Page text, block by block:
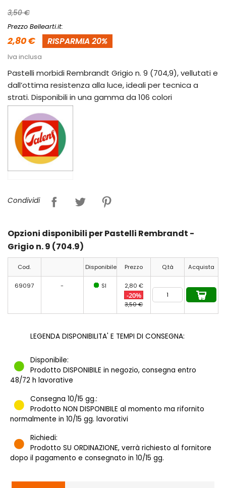
3,50 €
Prezzo Bellearti.it:
2,80 € RISPARMIA 20%
Iva inclusa
Pastelli morbidi Rembrandt Grigio n. 9 (704,9), vellutati e
dall’ottima resistenza alla luce, ideali per tecnica a
strati. Disponibili in una gamma da 106 colori
Condividi
Opzioni disponibili per Pastelli Rembrandt -
Grigio n. 9 (704.9)
Cod. Disponibile Prezzo Q.tà Acquista
69097 - SI 2,80 €
-20%
3,50 €
LEGENDA DISPONIBILITA' E TEMPI DI CONSEGNA:
Disponibile:
Prodotto DISPONIBILE in negozio, consegna entro
48/72 h lavorative
Consegna 10/15 gg.:
Prodotto NON DISPONIBILE al momento ma rifornito
normalmente in 10/15 gg. lavorativi
Richiedi:
Prodotto SU ORDINAZIONE, verrà richiesto al fornitore
dopo il pagamento e consegnato in 10/15 gg.